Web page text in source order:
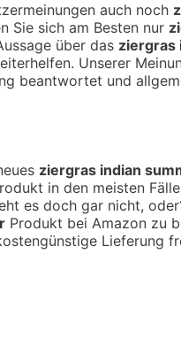
auch noch
Sie sich am Besten nur
über das ziergras
Unserer
beantwortet und
ziergras indian
in den meisten
es doch gar nicht,
Produkt bei Amazon zu
Lieferung